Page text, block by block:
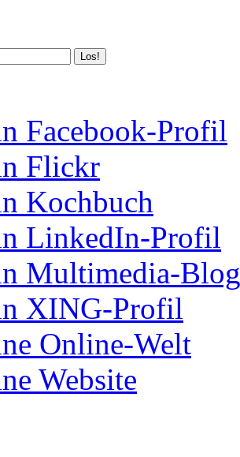
Facebook-Profil
Flickr
Kochbuch
LinkedIn-Profil
Multimedia-Blog
XING-Profil
Online-Welt
Website